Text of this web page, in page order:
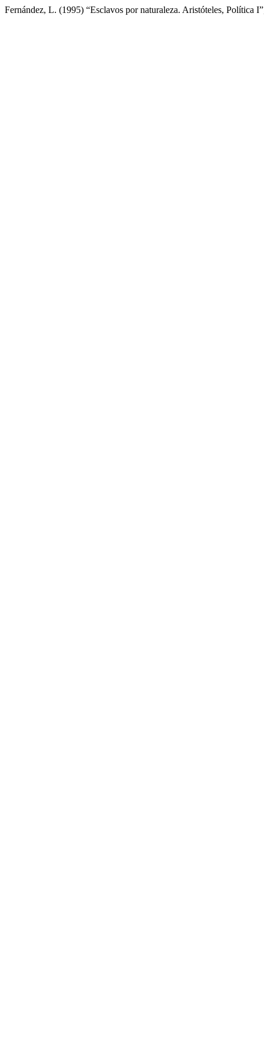
Fernández, L. (1995) “Esclavos por naturaleza. Aristóteles, Política